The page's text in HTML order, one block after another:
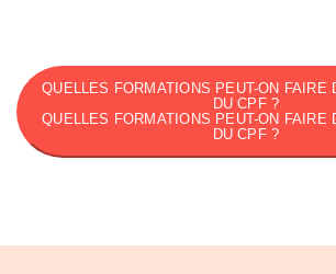
QUELLES FORMATIONS PEUT-ON FAIRE
DU CPF ?
QUELLES FORMATIONS PEUT-ON FAIRE
DU CPF ?